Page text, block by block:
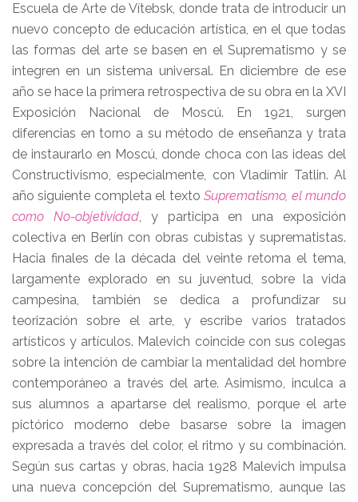
Escuela de Arte de Vítebsk, donde trata de introducir un
nuevo concepto de educación artística, en el que todas
las formas del arte se basen en el Suprematismo y se
integren en un sistema universal. En diciembre de ese
año se hace la primera retrospectiva de su obra en la XVI
Exposición Nacional de Moscú. En 1921, surgen
diferencias en torno a su método de enseñanza y trata
de instaurarlo en Moscú, donde choca con las ideas del
Constructivismo, especialmente, con Vladímir Tatlin. Al
año siguiente completa el textoSuprematismo, el mundo
como No-objetividad, y participa en una exposición
colectiva en Berlín con obras cubistas y suprematistas.
Hacia finales de la década del veinte retoma el tema,
largamente explorado en su juventud, sobre la vida
campesina, también se dedica a profundizar su
teorización sobre el arte, y escribe varios tratados
artísticos y artículos. Malevich coincide con sus colegas
sobre la intención de cambiar la mentalidad del hombre
contemporáneo a través del arte. Asimismo, inculca a
sus alumnos a apartarse del realismo, porque el arte
pictórico moderno debe basarse sobre la imagen
expresada a través del color, el ritmo y su combinación.
Según sus cartas y obras, hacia 1928 Malevich impulsa
una nueva concepción del Suprematismo, aunque las